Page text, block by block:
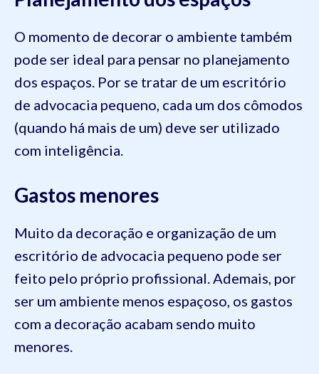
O momento de decorar o ambiente também
pode ser ideal para pensar no planejamento
dos espaços. Por se tratar de um escritório
de advocacia pequeno, cada um dos cômodos
(quando há mais de um) deve ser utilizado
com inteligência.
Gastos menores
Muito da decoração e organização de um
escritório de advocacia pequeno pode ser
feito pelo próprio profissional. Ademais, por
ser um ambiente menos espaçoso, os gastos
com a decoração acabam sendo muito
menores.